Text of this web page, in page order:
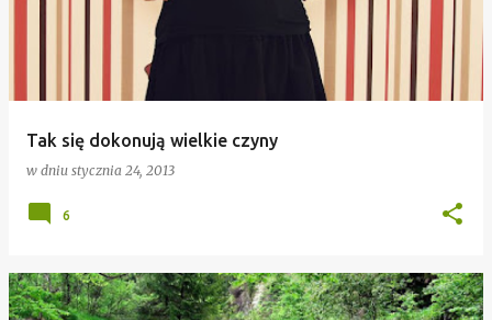
Tak się dokonują wielkie czyny
w dniu stycznia 24, 2013
6